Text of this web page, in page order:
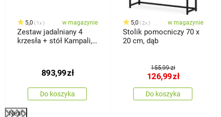
5,0 1x w magazynie
Zestaw jadalniany 4
krzesła + stół Kampali,
893,99zł
Do koszyka
5,0 2x w magazynie
Stolik pomocniczy 70 x
20 cm, dąb
155,99 zł
126,99zł
Do koszyka
Next